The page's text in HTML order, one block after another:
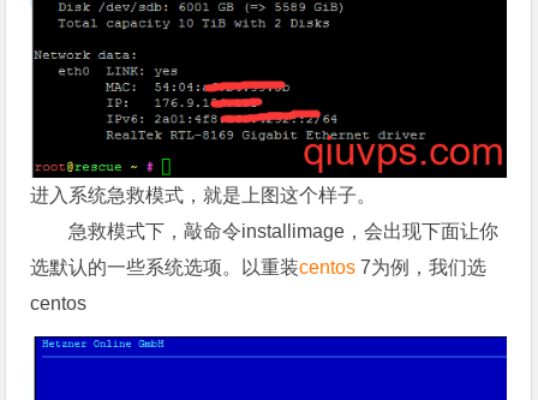
进入系统急救模式，就是上图这个样子。
急救模式下，敲命令installimage，会出现下面让你
选默认的一些系统选项。以重装centos 7为例，我们选
centos